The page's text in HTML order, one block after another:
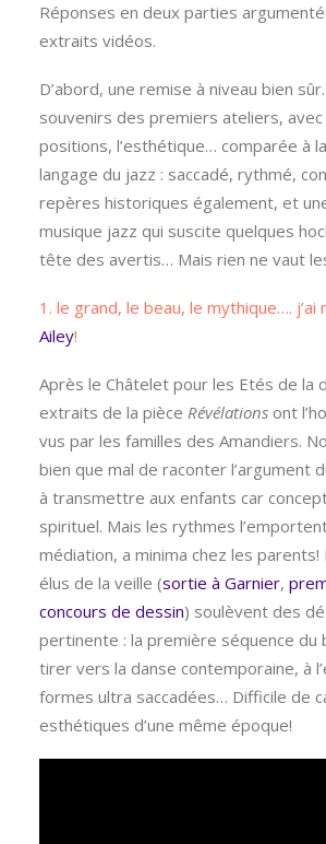
Réponses en deux parties
extraits vidéos.
D’abord, une remise à niveau bien
souvenirs des premiers ateliers, avec
positions, l’esthétique… comparée à
langage du jazz : saccadé, rythmé,
repères historiques également, et
musique jazz qui suscite quelques
tête des avertis… Mais rien ne vaut
1. le grand, le beau, le mythique…. j’ai
Ailey!
Après le Châtelet pour les Etés de la
extraits de la pièce Révélations ont
vus par les familles des Amandiers.
bien que mal de raconter l’argument
à transmettre aux enfants car
spirituel. Mais les rythmes
médiation, a minima chez les parents!
élus de la veille (sortie à Garnier,
concours de dessin) soulèvent des
pertinente : la première séquence du
tirer vers la danse contemporaine, à
formes ultra saccadées… Difficile de
esthétiques d’une même époque!